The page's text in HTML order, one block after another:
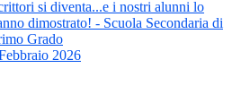
si diventa...e i nostri alunni lo
dimostrato! - Scuola Secondaria di
Grado
2026